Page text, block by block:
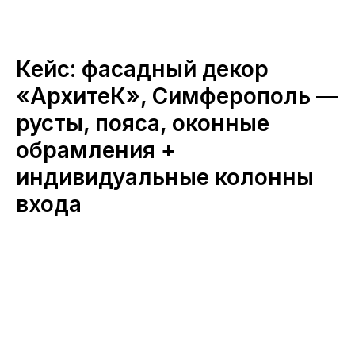
Кейс: фасадный декор
«АрхитеК», Симферополь —
русты, пояса, оконные
обрамления +
индивидуальные колонны
входа